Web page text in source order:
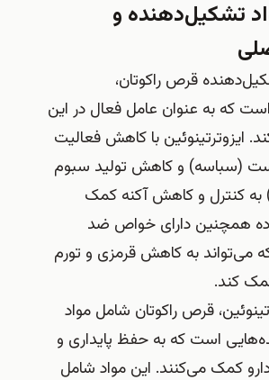
تشکیل‌دهنده و
قرص راکوتان،
است که به عنوان عامل فعال در این
ایزوترتینوئین با کاهش فعالیت
(سباسه) و کاهش تولید سبوم
کنترل و کاهش آکنه کمک
همچنین دارای خواص ضد
می‌تواند به کاهش قرمزی و تورم
کند.
قرص راکوتان شامل مواد
است که به حفظ پایداری و
کمک می‌کنند. این مواد شامل